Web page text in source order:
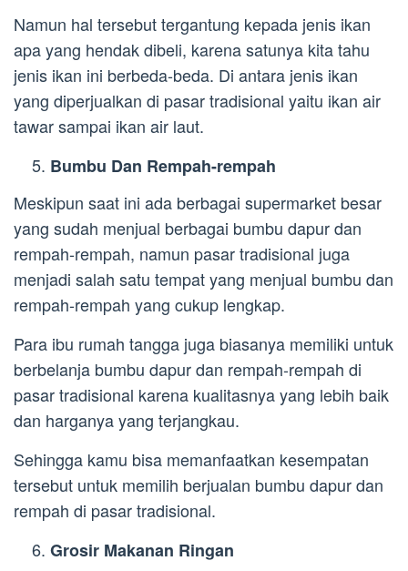
Namun hal tersebut tergantung kepada jenis ikan
apa yang hendak dibeli, karena satunya kita tahu
jenis ikan ini berbeda-beda. Di antara jenis ikan
yang diperjualkan di pasar tradisional yaitu ikan air
tawar sampai ikan air laut.
Bumbu Dan Rempah-rempah
Meskipun saat ini ada berbagai supermarket besar
yang sudah menjual berbagai bumbu dapur dan
rempah-rempah, namun pasar tradisional juga
menjadi salah satu tempat yang menjual bumbu dan
rempah-rempah yang cukup lengkap.
Para ibu rumah tangga juga biasanya memiliki untuk
berbelanja bumbu dapur dan rempah-rempah di
pasar tradisional karena kualitasnya yang lebih baik
dan harganya yang terjangkau.
Sehingga kamu bisa memanfaatkan kesempatan
tersebut untuk memilih berjualan bumbu dapur dan
rempah di pasar tradisional.
Grosir Makanan Ringan